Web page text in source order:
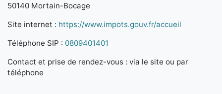
50140 Mortain-Bocage
Site internet : https://www.impots.gouv.fr/accueil
Téléphone SIP : 0809401401
Contact et prise de rendez-vous : via le site ou par
téléphone